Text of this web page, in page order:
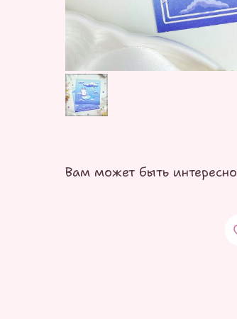
Вам может быть интересно